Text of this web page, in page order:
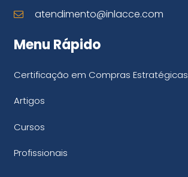
atendimento@inlacce.com
Menu Rápido
Certificação em Compras Estratégicas
Artigos
Cursos
Profissionais